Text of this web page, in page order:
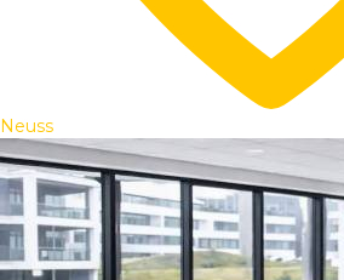
Neuss